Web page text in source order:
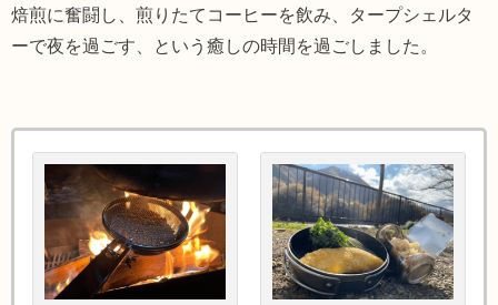
焙煎に奮闘し、煎りたてコーヒーを飲み、タープシェルタ
ーで夜を過ごす、という癒しの時間を過ごしました。